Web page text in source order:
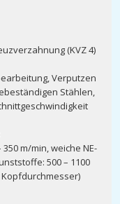
(KVZ 4)
Verputzen
Stählen,
m/min, weiche NE-
500 – 1100